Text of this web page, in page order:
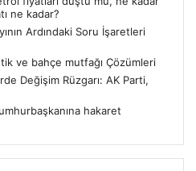
ne kadar?
Ardındaki Soru İşaretleri
ve bahçe mutfağı Çözümleri
Değişim Rüzgarı: AK Parti,
hakaret